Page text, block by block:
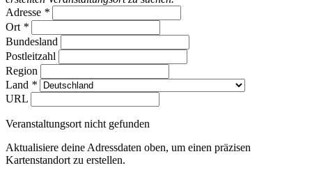
Adresse *
Ort *
Bundesland
Postleitzahl
Region
Land *
URL
Veranstaltungsort nicht gefunden
Aktualisiere deine Adressdaten oben, um einen präzisen
Kartenstandort zu erstellen.